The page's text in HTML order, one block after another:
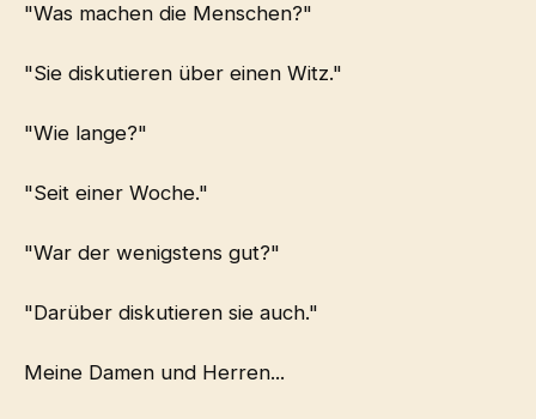
"Was machen die Menschen?"
"Sie diskutieren über einen Witz."
"Wie lange?"
"Seit einer Woche."
"War der wenigstens gut?"
"Darüber diskutieren sie auch."
Meine Damen und Herren...